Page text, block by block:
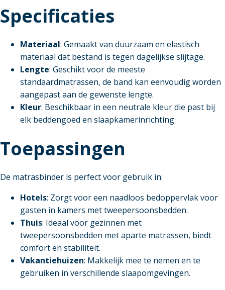
Specificaties
Materiaal: Gemaakt van duurzaam en elastisch
materiaal dat bestand is tegen dagelijkse slijtage.
Lengte: Geschikt voor de meeste
standaardmatrassen, de band kan eenvoudig worden
aangepast aan de gewenste lengte.
Kleur: Beschikbaar in een neutrale kleur die past bij
elk beddengoed en slaapkamerinrichting.
Toepassingen
De matrasbinder is perfect voor gebruik in:
Hotels: Zorgt voor een naadloos bedoppervlak voor
gasten in kamers met tweepersoonsbedden.
Thuis: Ideaal voor gezinnen met
tweepersoonsbedden met aparte matrassen, biedt
comfort en stabiliteit.
Vakantiehuizen: Makkelijk mee te nemen en te
gebruiken in verschillende slaapomgevingen.